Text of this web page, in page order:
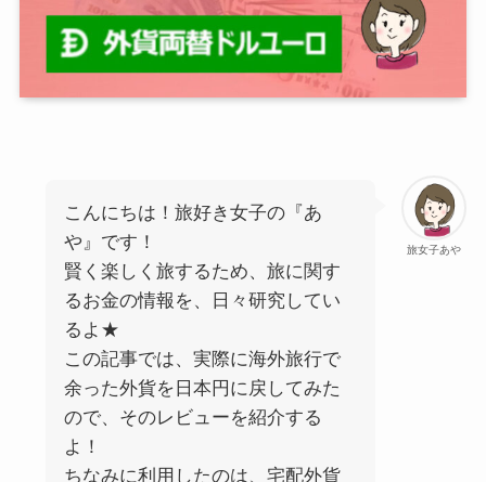
旅女子あや
こんにちは！旅好き女子の『あ
や』です！
賢く楽しく旅するため、旅に関す
るお金の情報を、日々研究してい
るよ★
この記事では、実際に海外旅行で
余った外貨を日本円に戻してみた
ので、そのレビューを紹介する
よ！
ちなみに利用したのは、宅配外貨